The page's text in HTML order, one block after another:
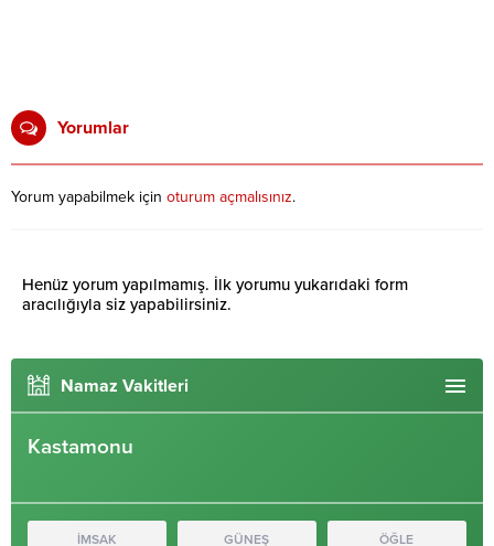
Yorumlar
Yorum yapabilmek için oturum açmalısınız.
Henüz yorum yapılmamış. İlk yorumu yukarıdaki form
aracılığıyla siz yapabilirsiniz.
Namaz Vakitleri
Kastamonu
İMSAK GÜNEŞ ÖĞLE